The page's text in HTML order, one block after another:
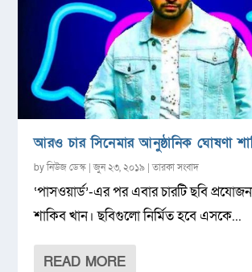
আরও চার সিনেমার আনুষ্ঠানিক ঘোষণা
byনিউজ ডেস্ক |জুন ২৩, ২০১৯ |তারকা সংবাদ
‘পাসওয়ার্ড’-এর পর এবার চারটি ছবি
শাকিব খান। ছবিগুলো নির্মিত হবে এসকে...
READ MORE